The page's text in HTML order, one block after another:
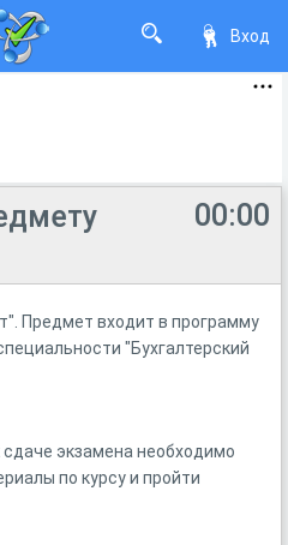
Вход
00:00
Предмет входит в программу
"Бухгалтерский
сдаче экзамена необходимо
по курсу и пройти